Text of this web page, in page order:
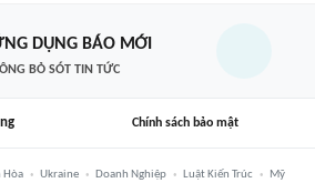
DỤNG BÁO MỚI
BỎ SÓT TIN TỨC
Chính sách bảo mật
Hòa Ukraine Doanh Nghiệp Luật Kiến Trúc
Mỹ